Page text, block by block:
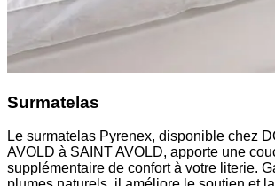
Surmatelas
Le surmatelas Pyrenex, disponible chez
AVOLD à SAINT AVOLD, apporte une
supplémentaire de confort à votre literie.